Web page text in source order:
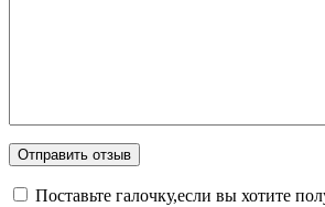
Поставьте галочку,если вы хотите